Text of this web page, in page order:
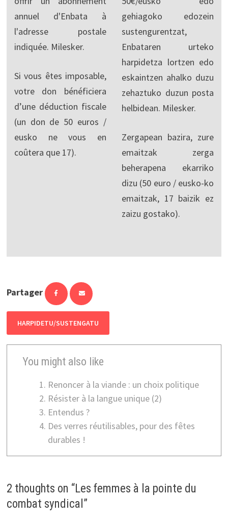
annuel d'Enbata à
l'adresse postale
indiquée. Milesker.
Si vous êtes imposable,
votre don bénéficiera
d’une déduction fiscale
(un don de 50 euros /
eusko ne vous en
coûtera que 17).
gehiagoko edozein
sustengurentzat,
Enbataren urteko
harpidetza lortzen edo
eskaintzen ahalko duzu
zehaztuko duzun posta
helbidean. Milesker.
Zergapean bazira, zure
emaitzak zerga
beherapena ekarriko
dizu (50 euro / eusko-ko
emaitzak, 17 baizik ez
zaizu gostako).
Partager
HARPIDETU/SUSTENGATU
You might also like
Renoncer à la viande : un choix politique
Résister à la langue unique (2)
Entendus ?
Des verres réutilisables, pour des fêtes
durables !
2 thoughts on “Les femmes à la pointe du
combat syndical ”